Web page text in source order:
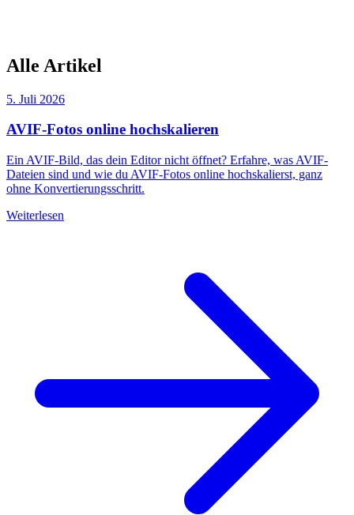
Alle Artikel
5. Juli 2026
AVIF-Fotos online hochskalieren
Ein AVIF-Bild, das dein Editor nicht öffnet? Erfahre, was AVIF-
Dateien sind und wie du AVIF-Fotos online hochskalierst, ganz
ohne Konvertierungsschritt.
Weiterlesen